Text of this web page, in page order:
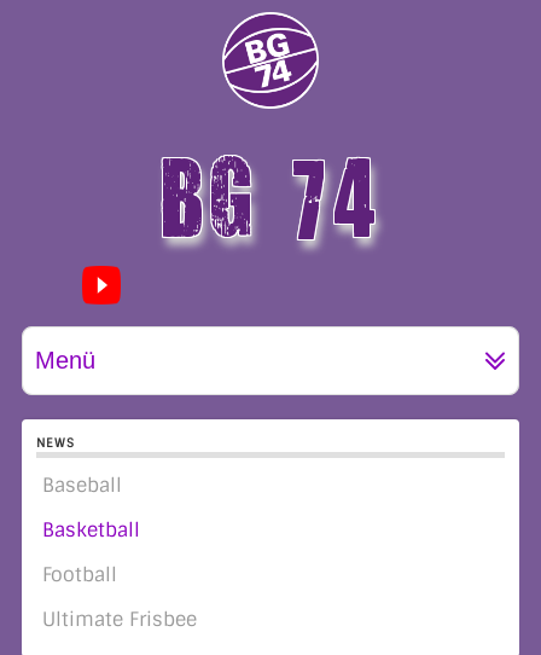
BG 74
GÖTTINGEN
Menü
NEWS
Baseball
Basketball
Football
Ultimate Frisbee